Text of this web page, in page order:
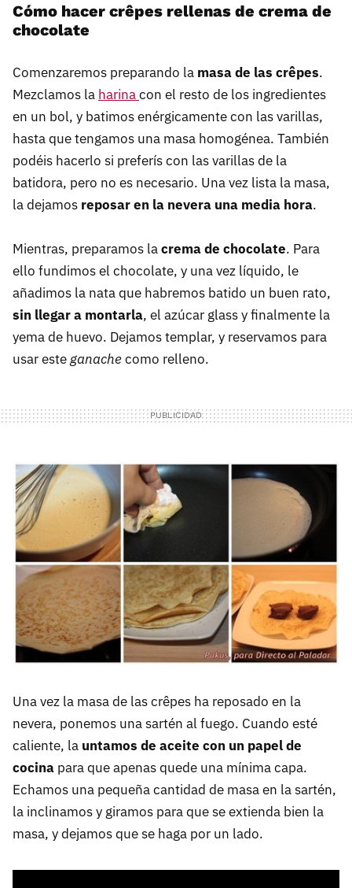
Cómo hacer crêpes rellenas de crema de
chocolate
Comenzaremos preparando la masa de las crêpes.
Mezclamos la harinacon el resto de los ingredientes
en un bol, y batimos enérgicamente con las varillas,
hasta que tengamos una masa homogénea. También
podéis hacerlo si preferís con las varillas de la
batidora, pero no es necesario. Una vez lista la masa,
la dejamos reposar en la nevera una media hora.
Mientras, preparamos lacrema de chocolate. Para
ello fundimos el chocolate, y una vez líquido, le
añadimos la nata que habremos batido un buen rato,
sin llegar a montarla, el azúcar glass y finalmente la
yema de huevo. Dejamos templar, y reservamos para
usar esteganachecomo relleno.
Una vez la masa de las crêpes ha reposado en la
nevera, ponemos una sartén al fuego. Cuando esté
caliente, la untamos de aceite con un papel de
cocina para que apenas quede una mínima capa.
Echamos una pequeña cantidad de masa en la sartén,
la inclinamos y giramos para que se extienda bien la
masa, y dejamos que se haga por un lado.